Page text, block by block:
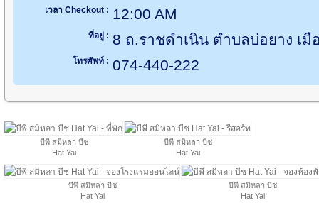
เวลา Checkout : 12:00 AM
ที่อยู่ : 8 ถ.ราชดำเนิน ตำบลบ่อยาง เมื
โทรศัพท์ : 074-440-222
บีพี สมิหลา บีช
Hat Yai
บีพี สมิหลา บีช
Hat Yai
บีพี สมิหลา บีช
Hat Yai
บีพี สมิหลา บีช
Hat Yai